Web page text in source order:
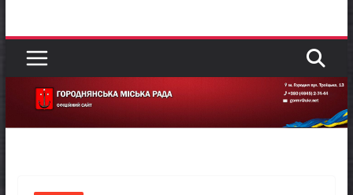
Продовжується реалізація програми «Діалог
Батьки майбутніх першокласників уже можуть
оформити «Пакунок школяра»
Останніми днями погода випробовує жителів
громади справжньою літньою спекою